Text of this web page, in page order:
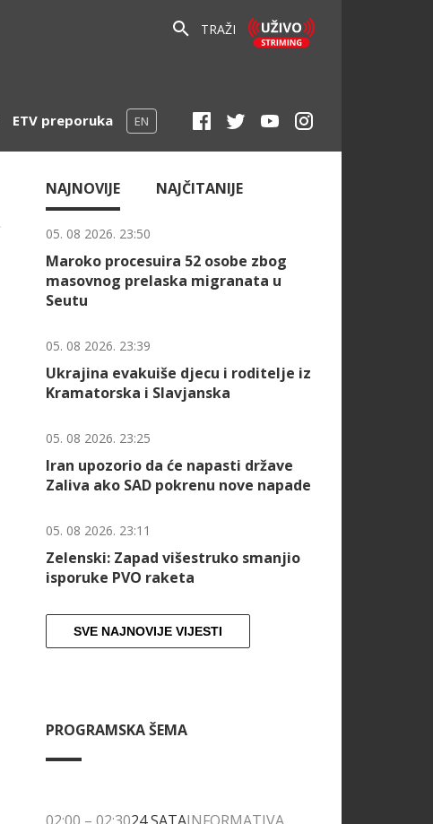
TRAŽI
ETV preporuka EN
NAJNOVIJE NAJČITANIJE
05. 08 2026. 23:50
Maroko procesuira 52 osobe zbog
masovnog prelaska migranata u
Seutu
05. 08 2026. 23:39
Ukrajina evakuiše djecu i roditelje iz
Kramatorska i Slavjanska
05. 08 2026. 23:25
Iran upozorio da će napasti države
Zaliva ako SAD pokrenu nove napade
05. 08 2026. 23:11
Zelenski: Zapad višestruko smanjio
isporuke PVO raketa
SVE NAJNOVIJE VIJESTI
PROGRAMSKA ŠEMA